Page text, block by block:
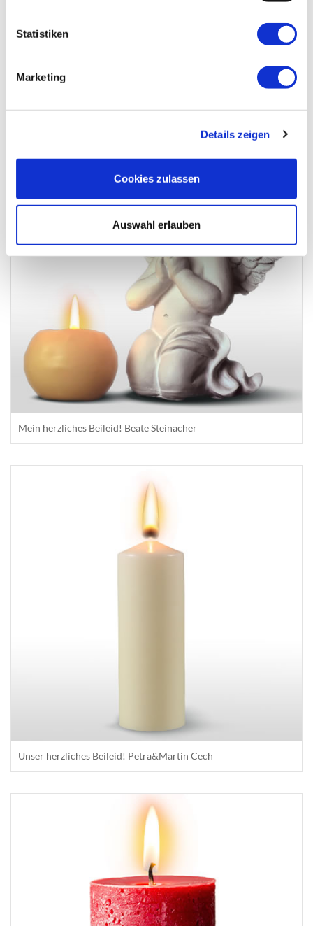
Statistiken
Marketing
Details zeigen
Cookies zulassen
Auswahl erlauben
Mein herzliches Beileid! Beate Steinacher
Unser herzliches Beileid! Petra&Martin Cech